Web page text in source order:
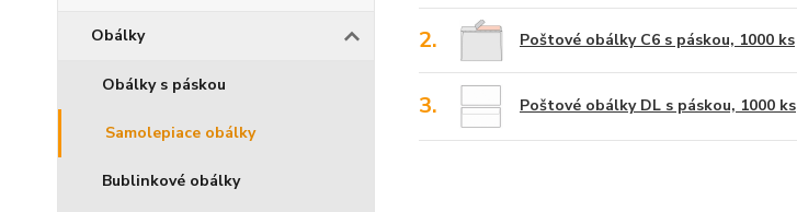
Obálky
Obálky s páskou
Samolepiace obálky
Bublinkové obálky
2. Poštové obálky C6 s páskou, 1000 ks
3. Poštové obálky DL s páskou, 1000 ks